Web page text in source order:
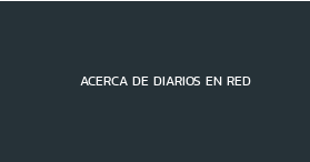
ACERCA DE DIARIOS EN RED